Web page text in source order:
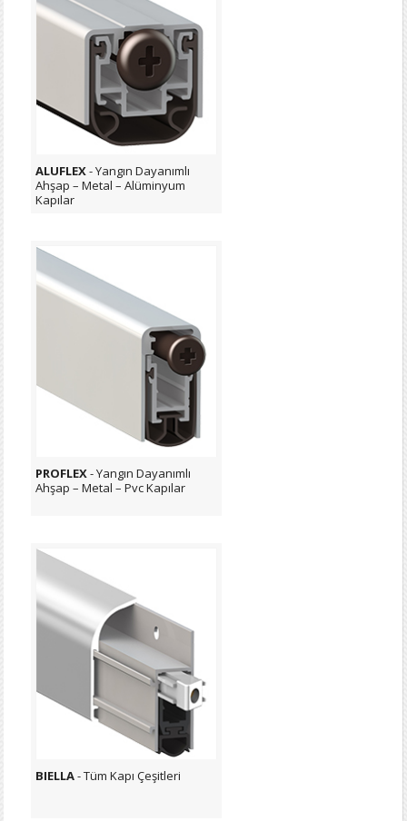
ALUFLEX- Yangın Dayanımlı
Ahşap – Metal – Alüminyum
Kapılar
PROFLEX- Yangın Dayanımlı
Ahşap – Metal – Pvc Kapılar
BIELLA- Tüm Kapı Çeşitleri